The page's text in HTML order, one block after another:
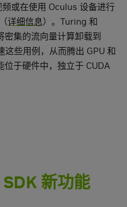
或在使用 Oculus 设备进行
详细信息）。Turing 和
密集的流向量计算卸载到
这些用例，从而腾出 GPU 和
位于硬件中，独立于 CUDA
新功能